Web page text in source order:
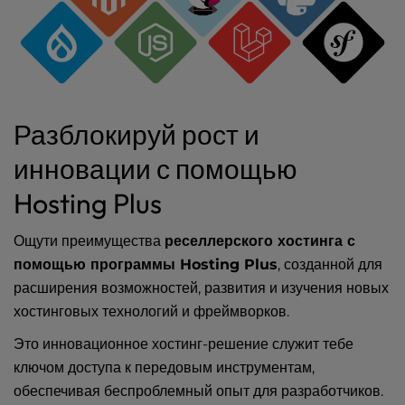
Разблокируй рост и
инновации с помощью
Hosting Plus
Ощути преимущества реселлерского хостинга с
помощью программы Hosting Plus, созданной для
расширения возможностей, развития и изучения новых
хостинговых технологий и фреймворков.
Это инновационное хостинг-решение служит тебе
ключом доступа к передовым инструментам,
обеспечивая беспроблемный опыт для разработчиков.